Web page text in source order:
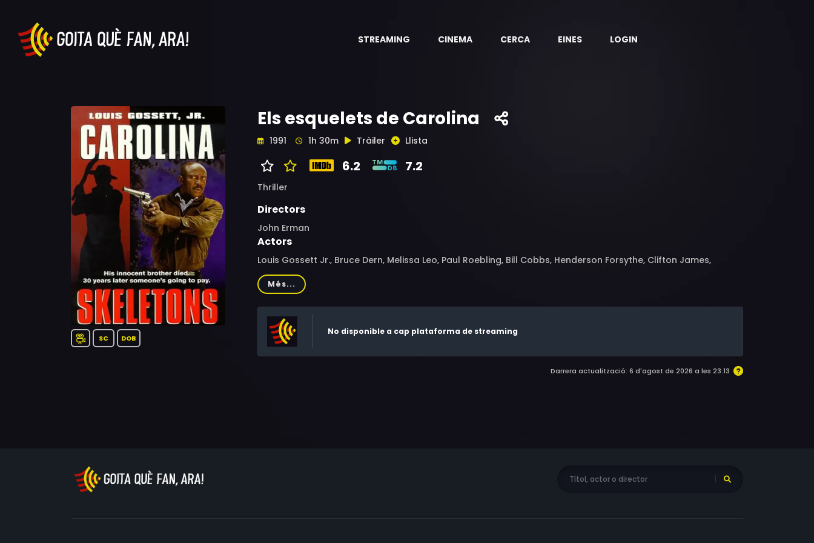
STREAMING CINEMA CERCA EINES LOGIN
SC DOB
Els esquelets de Carolina
1991 1h 30m Tràiler Llista
6.2 7.2
Thriller
Directors
John Erman
Actors
Louis Gossett Jr., Bruce Dern, Melissa Leo, Paul Roebling, Bill Cobbs, Henderson Forsythe, Clifton James,
Richard Jenkins, Kenn Michael, G. D. Spradlin, Rosanna Carter, Trazana Beverley, Mary Nell Santacroce, Marc
Macaulay, Kate Bernsohn, Melody Kay, Dan Biggers
Més...
No disponible a cap plataforma de streaming
Darrera actualització: 6 d'agost de 2026 a les 23:13